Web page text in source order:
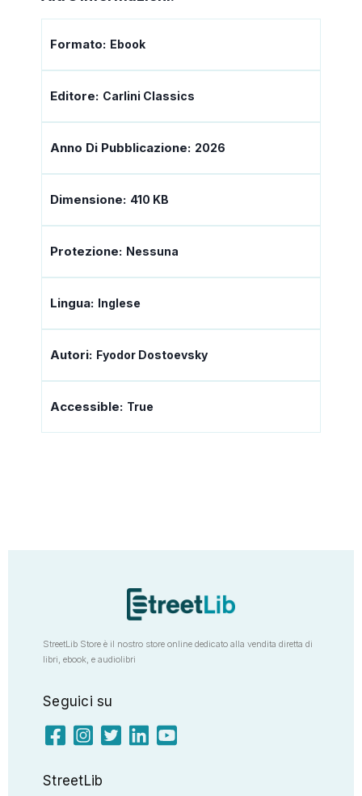
Formato: Ebook
Editore: Carlini Classics
Anno Di Pubblicazione: 2026
Dimensione: 410 KB
Protezione: Nessuna
Lingua: Inglese
Autori: Fyodor Dostoevsky
Accessible: True
StreetLib Store è il nostro store online dedicato alla vendita diretta di
libri, ebook, e audiolibri
Seguici su
StreetLib